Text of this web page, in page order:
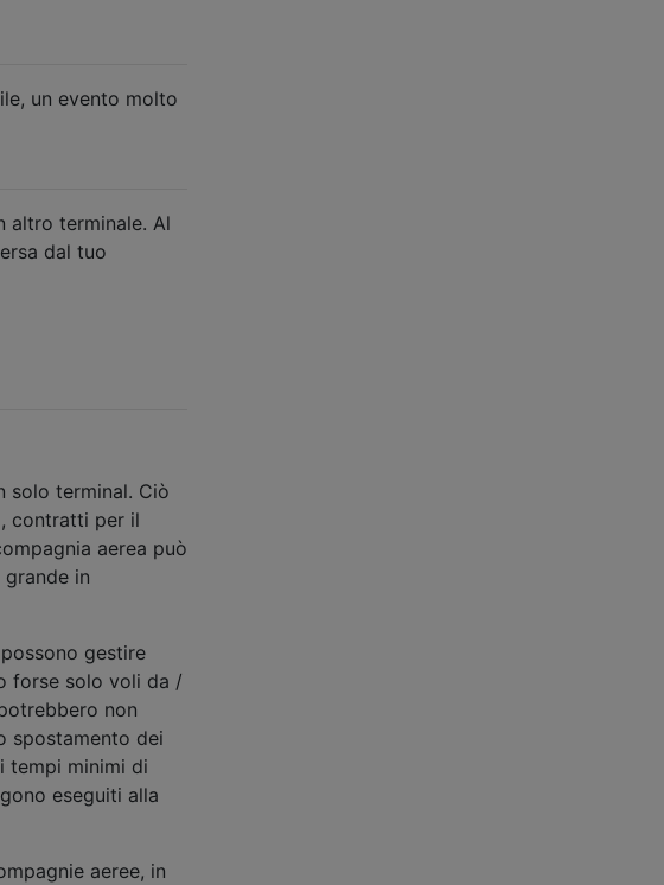
un evento molto
altro terminale. Al
dal tuo
solo terminal. Ciò
contratti per il
aerea può
in
gestire
forse solo voli da /
non
spostamento dei
tempi minimi di
eseguiti alla
aeree, in